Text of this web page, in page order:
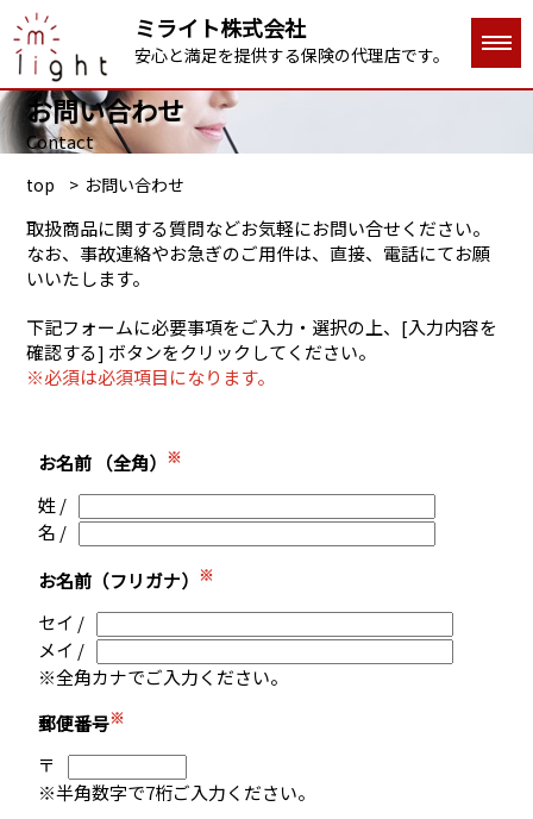
ミライト株式会社
安心と満足を提供する保険の代理店です。
お問い合わせ
Contact
top お問い合わせ
取扱商品に関する質問などお気軽にお問い合せください。
なお、事故連絡やお急ぎのご用件は、直接、電話にてお願
いいたします。
下記フォームに必要事項をご入力・選択の上、[入力内容を
確認する] ボタンをクリックしてください。
※必須は必須項目になります。
お名前 （全角） ※
姓 /
名 /
お名前（フリガナ） ※
セイ /
メイ /
※全角カナでご入力ください。
郵便番号※
〒
※半角数字で7桁ご入力ください。